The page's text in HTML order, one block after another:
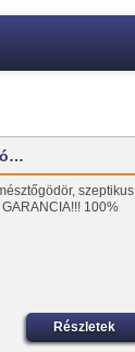
szeptikus
100%
Részletek